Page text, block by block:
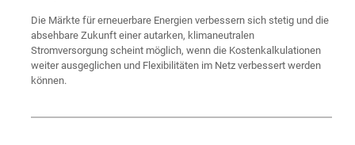
Die Märkte für erneuerbare Energien verbessern sich stetig und die
absehbare Zukunft einer autarken, klimaneutralen
Stromversorgung scheint möglich, wenn die Kostenkalkulationen
weiter ausgeglichen und Flexibilitäten im Netz verbessert werden
können.